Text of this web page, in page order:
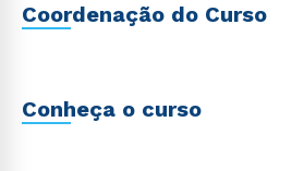
Coordenação do Curso
Conheça o curso